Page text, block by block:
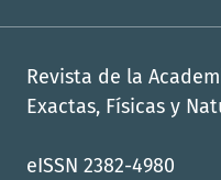
Revista de la
Exactas, Físicas y
eISSN 2382-4980